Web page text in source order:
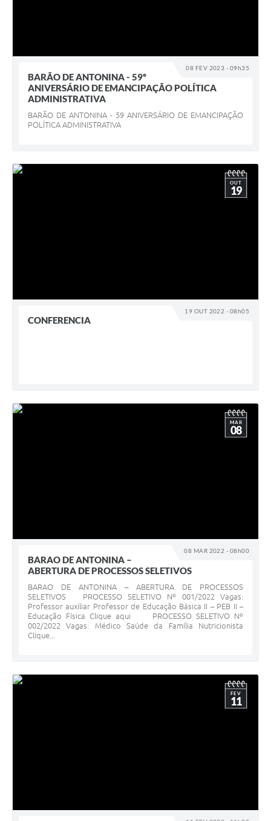
08 FEV 2023 - 09h35
BARÃO DE ANTONINA - 59º
ANIVERSÁRIO DE EMANCIPAÇÃO POLÍTICA
ADMINISTRATIVA
BARÃO DE ANTONINA - 59 ANIVERSÁRIO DE EMANCIPAÇÃO
POLÍTICA ADMINISTRATIVA
19 OUT 2022 - 08h05
OUT
19
CONFERENCIA
08 MAR 2022 - 08h00
MAR
08
BARAO DE ANTONINA –
ABERTURA DE PROCESSOS SELETIVOS
BARAO DE ANTONINA – ABERTURA DE PROCESSOS
SELETIVOS PROCESSO SELETIVO Nº 001/2022 Vagas:
Professor auxiliar Professor de Educação Básica II – PEB II –
Educação Física Clique aqui PROCESSO SELETIVO Nº
002/2022 Vagas: Médico Saúde da Família Nutricionista
Clique...
FEV
11